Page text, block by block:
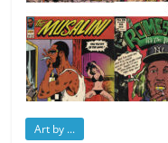
Art by ...